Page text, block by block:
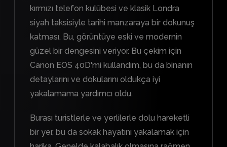
kırmızı telefon kulübesi ve klasik Londra
siyah taksisiyle tarihi manzaraya bir dokunuş
katması. Bu, görüntüye eski ve modernin
güzel bir dengesini veriyor. Bu çekim için
Canon EOS 40D'mi kullandım, bu da binanın
detaylarını ve dokularını oldukça iyi
yakalamama yardımcı oldu.
Burası turistlerle ve yerlilerle dolu hareketli
bir yer, bu da sokak hayatını yakalamak için